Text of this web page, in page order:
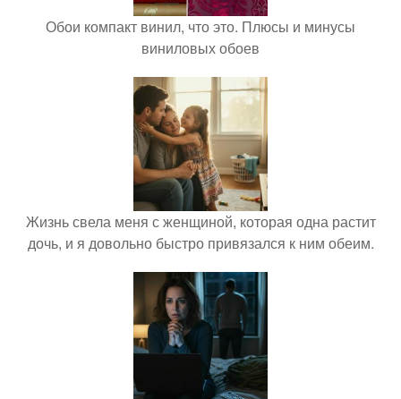
Обои компакт винил, что это. Плюсы и минусы
виниловых обоев
Жизнь свела меня с женщиной, которая одна растит
дочь, и я довольно быстро привязался к ним обеим.